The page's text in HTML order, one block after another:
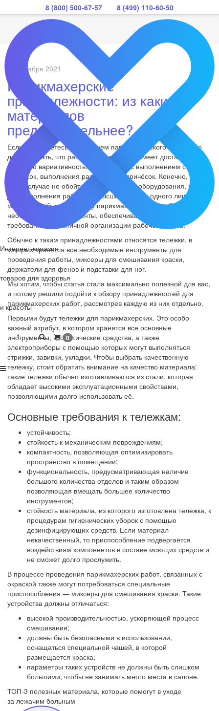
8 (800) 500-67-57 8 (499) 110-60-50
Интернет-магазин
товаров для здоровья
и красоты
1 0
06 декабря 2021
Парикмахерские
принадлежности: из каких
материалов
предпочтительнее?
Если вы являетесь владельцем парикмахерского салона, то
должны знать, что работа специалистов имеет достаточно
большую вариативность: она связана с выполнением стрижек,
покрасок, выполнения разного вида причёсок. Конечно, в
таком случае не обойтись без хорошего оборудования, ведь
для выполнения работы на высшем уровне одного лишь
мастерства бывает мало; у парикмахера должны быть все
необходимые инструменты, обеспечивающие основные
требования к практичной организации рабочего места.
Обычно к таким принадлежностями относятся тележки, в
которых хранятся все необходимые инструменты для
проведения работы, миксеры для смешивания краски,
держатели для фенов и подставки для ног.
Мы хотим, чтобы статья стала максимально полезной для вас,
и потому решили подойти к обзору принадлежностей для
парикмахерских работ, рассмотрев каждую из них отдельно.
Первыми будут тележки для парикмахерских. Это особо
важный атрибут, в котором хранятся все основные
инструменты, косметические средства, а также
электроприборы с помощью которых могут выполняться
стрижки, завивки, укладки. Чтобы выбрать качественную
тележку, стоит обратить внимание на качество материала:
такие тележки обычно изготавливаются из стали, которая
обладает высокими эксплуатационными свойствами,
позволяющими долго использовать её.
Основные требования к тележкам:
устойчивость;
стойкость к механическим повреждениям;
компактность, позволяющая оптимизировать
пространство в помещении;
функциональность, предусматривающая наличие
большого количества отделов и таким образом
позволяющая вмещать большее количество
инструментов;
стойкость материала, из которого изготовлена тележка, к
процедурам гигиенических уборок с помощью
дезинфицирующих средств. Если материал
некачественный, то приспособление подвергается
воздействиям компонентов в составе моющих средств и
не сможет долго прослужить.
В процессе проведения парикмахерских работ, связанных с
окраской также могут потребоваться специальные
приспособления — миксеры для смешивания краски. Такие
устройства должны отличаться:
высокой производительностью, ускоряющей процесс
смешивания;
должны быть безопасными в использовании,
оснащаться специальной чашей, в которой
размещается краска;
параметры таких устройств не должны быть слишком
большими, чтобы не занимать много места в салоне.
ТОП-3 полезных материала, которые помогут в уходе
за лежачим больным